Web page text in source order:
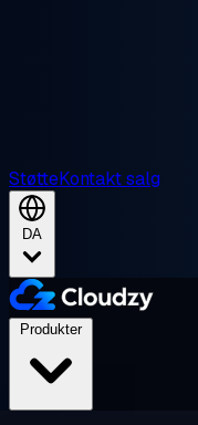
StøtteKontakt salg
DA
Produkter